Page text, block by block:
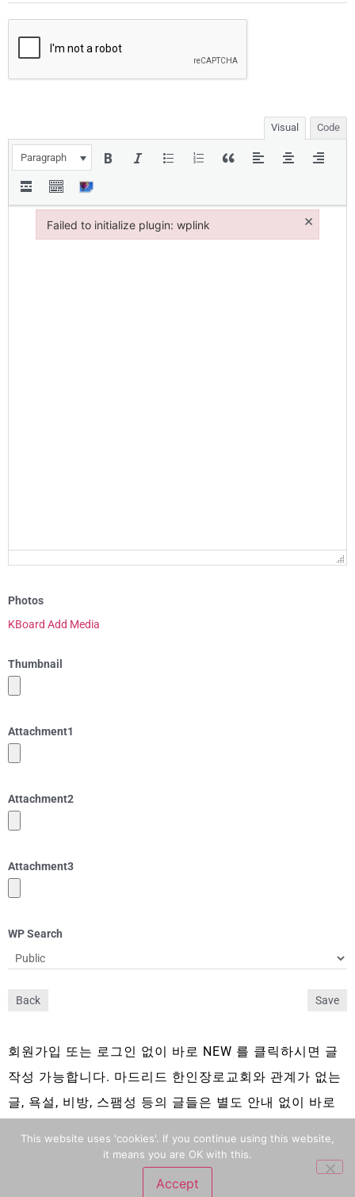
Visual Code
Paragraph
Photos
KBoard Add Media
Thumbnail
Attachment1
Attachment2
Attachment3
WP Search
Back Save
회원가입 또는 로그인 없이 바로 NEW 를 클릭하시면 글
작성 가능합니다. 마드리드 한인장로교회와 관계가 없는
글, 욕설, 비방, 스팸성 등의 글들은 별도 안내 없이 바로
This website uses 'cookies'. If you continue using this website,
it means you are OK with this.
Accept
Failed to initialize plugin: wplink ×
Failed to initialize plugin: wplink